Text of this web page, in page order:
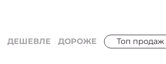
ДЕШЕВЛЕ ДОРОЖЕ Топ продаж